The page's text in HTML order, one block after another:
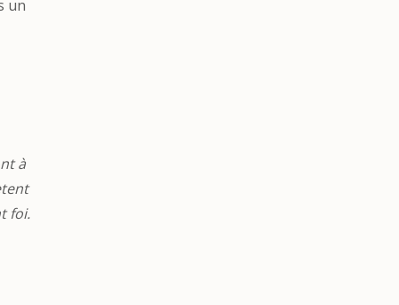
un
à
foi.